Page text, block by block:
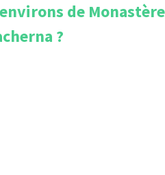
de Monastère
?